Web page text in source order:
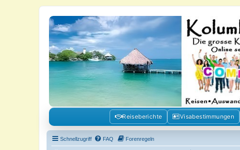
Kolumbienforum - Das grosse Forum
Reisen, Auswandern, Kultur, Politik, Geschichte und Visum in Kolumbien und
Reiseberichte Visabestimmungen
Schnellzugriff FAQ Forenregeln